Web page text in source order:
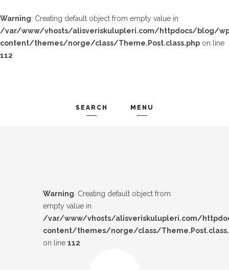
Warning: Creating default object from empty value in
/var/www/vhosts/alisveriskulupleri.com/httpdocs/blog/
content/themes/norge/class/Theme.Post.class.php on line
112
SEARCH MENU
Warning: Creating default object from
empty value in
/var/www/vhosts/alisveriskulupleri.com/
content/themes/norge/class/
on line 112